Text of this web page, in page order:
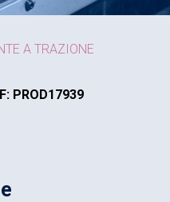
A TRAZIONE
PROD17939